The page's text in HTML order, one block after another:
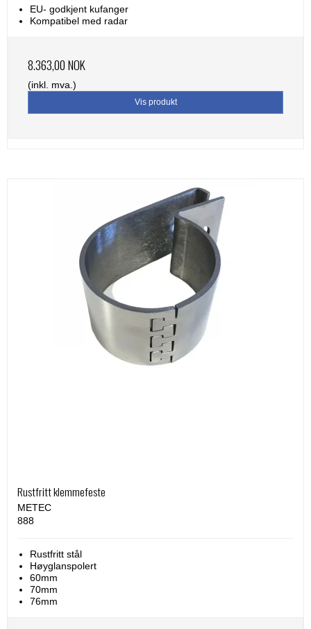
EU- godkjent kufanger
Kompatibel med radar
8.363,00 NOK
(inkl. mva.)
Vis produkt
Rustfritt klemmefeste
METEC
888
Rustfritt stål
Høyglanspolert
60mm
70mm
76mm